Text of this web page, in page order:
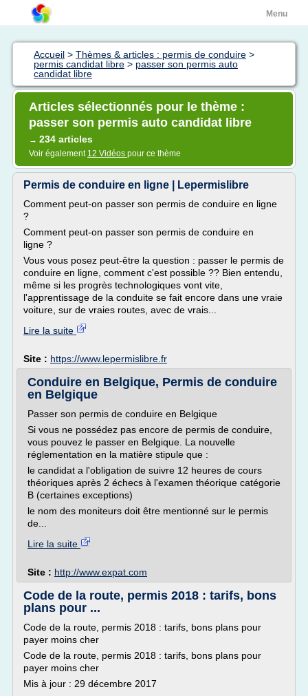
Menu
Accueil > Thèmes & articles : permis de conduire >
permis candidat libre > passer son permis auto
candidat libre
Articles sélectionnés pour le thème :
passer son permis auto candidat libre
→ 234 articles
Voir également 12 Vidéos pour ce thème
Permis de conduire en ligne | Lepermislibre
Comment peut-on passer son permis de conduire en ligne
?
Comment peut-on passer son permis de conduire en
ligne ?
Vous vous posez peut-être la question : passer le permis de
conduire en ligne, comment c'est possible ?? Bien entendu,
même si les progrès technologiques vont vite,
l'apprentissage de la conduite se fait encore dans une vraie
voiture, sur de vraies routes, avec de vrais...
Lire la suite
Site : https://www.lepermislibre.fr
Conduire en Belgique, Permis de conduire
en Belgique
Passer son permis de conduire en Belgique
Si vous ne possédez pas encore de permis de conduire,
vous pouvez le passer en Belgique. La nouvelle
réglementation en la matière stipule que :
le candidat a l'obligation de suivre 12 heures de cours
théoriques après 2 échecs à l'examen théorique catégorie
B (certaines exceptions)
le nom des moniteurs doit être mentionné sur le permis
de...
Lire la suite
Site : http://www.expat.com
Code de la route, permis 2018 : tarifs, bons
plans pour ...
Code de la route, permis 2018 : tarifs, bons plans pour
payer moins cher
Code de la route, permis 2018 : tarifs, bons plans pour
payer moins cher
Mis à jour : 29 décembre 2017